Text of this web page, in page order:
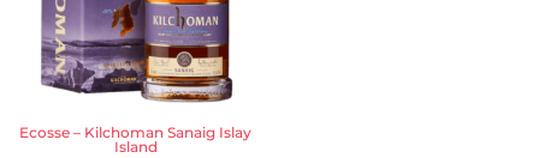
Ecosse – Kilchoman Sanaig Islay
Island